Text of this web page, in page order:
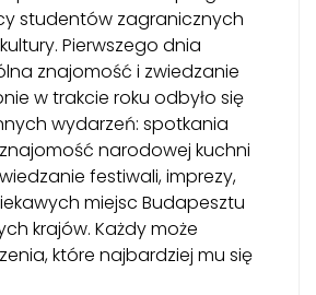
studentów zagranicznych
Pierwszego dnia
znajomość i zwiedzanie
w trakcie roku odbyło się
wydarzeń: spotkania
narodowej kuchni
festiwali, imprezy,
miejsc Budapesztu
krajów. Każdy może
które najbardziej mu się